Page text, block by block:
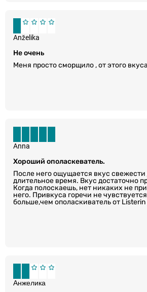
Не очень
Меня просто сморщило , от этого
Anželika
Хороший ополаскеватель.
После него ощущается вкус свежести
длительное время. Вкус достаточно
Когда полоскаешь, нет никаких не
него. Привкуса горечи не
больше,чем ополаскиватель от Listerin
Anna
Анжелика